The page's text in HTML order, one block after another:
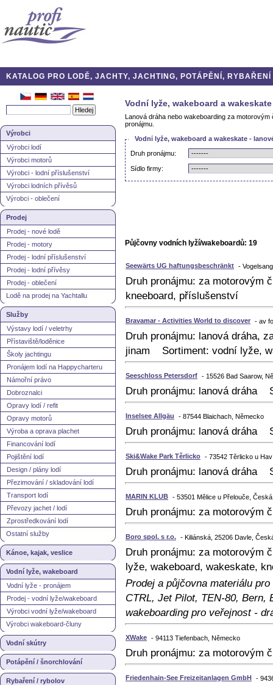
KATALOG PRO LODĚ, JACHTY, JACHTING, POTÁPĚNÍ,
Výrobci
Výrobci lodí
Výrobci motorů
Výrobci - lodní příslušenství
Výrobci lodních přívěsů
Výrobci - oblečení
Prodej
Prodej - nové lodě
Prodej - motory
Prodej - lodní příslušenství
Prodej - lodní přívěsy
Prodej - oblečení
Lodě na prodej na Yachtallu
Služby
Výstavy lodí / veletrhy
Přístaviště/loděnice
Školy jachtingu
Pronájem lodí na Happycharteru
Námořní právo
Dobroznalci
Opravy lodí / refit
Opravy motorů
Výroba a oprava plachet
Financování lodí
Pojištění lodí
Design / plány lodí
Přezimování / skladování lodí
Transport lodí
Převozy jachet / lodí
Zprostředkování lodí
Ostatní služby
Kánoe, kajak, veslice
Vodní lyže, wakeboard
Vodní lyže - pronájem
Prodej - vodní lyže/wakeboard
Výrobci vodní lyže/wakeboard
Výrobci wakeboard-čluny
Vodní skútry
Potápění / šnorchlování
Rybaření / rybolov
Vodní lyže, wakeboard a
Lanová dráha nebo wakeboarding za
pronájmu.
Vodní lyže, wakeboard a wakeskate -
Druh pronájmu:
Sídlo firmy:
Půjčovny vodních lyží/wakeboardů: 19
Seewärts UG haftungsbeschränkt -
Druh pronájmu: za
kneeboard, příslušenství
Bravamar - Activities World to discover - av
Druh pronájmu: lanová dráha,
jinam Sortiment: vodní lyže,
Seeschloss Petersdorf - 15526 Bad Saarow,
Druh pronájmu: lanová dráha
Inselsee Allgäu - 87544 Blaichach, Německo
Druh pronájmu: lanová dráha
Ski&Wake Park Těrlicko - 73542 Těrlicko u
Druh pronájmu: lanová dráha
MARIN KLUB - 53501 Mělice u Přelouče,
Druh pronájmu: za
Boro spol. s r.o. - Kiliánská, 25206 Davle,
Druh pronájmu: za
lyže, wakeboard, wakeskate,
Prodej a půjčovna materiálu
CTRL, Jet Pilot, TEN-80, Bern,
wakeboarding pro veřejnost -
XWake - 94113 Tiefenbach, Německo
Druh pronájmu: za
Friedenhain-See Freizeitanlagen GmbH -